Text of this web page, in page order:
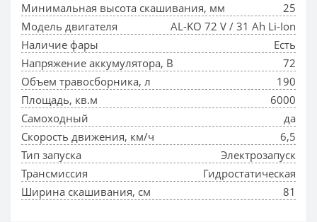
Минимальная высота скашивания, мм
25
Модель двигателя
AL-KO 72 V / 31 Ah Li-Ion
Наличие фары
Есть
Напряжение аккумулятора, В
72
Объем травосборника, л
190
Площадь, кв.м
6000
Самоходный
да
Скорость движения, км/ч
6,5
Тип запуска
Электрозапуск
Трансмиссия
Гидростатическая
Ширина скашивания, см
81